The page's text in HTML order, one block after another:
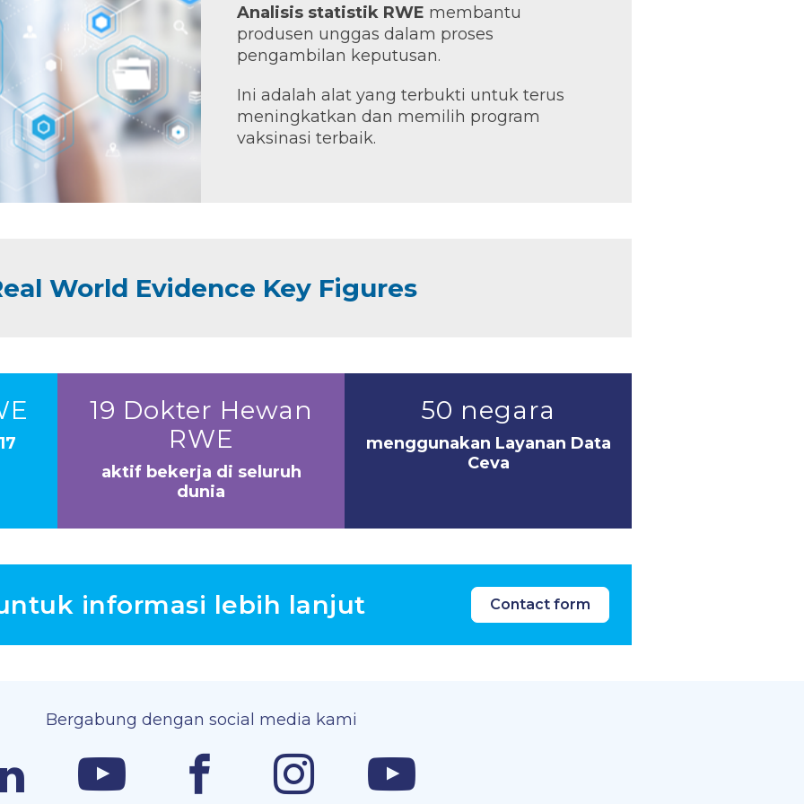
Analisis statistik RWE membantu
produsen unggas dalam proses
pengambilan keputusan.
Ini adalah alat yang terbukti untuk terus
meningkatkan dan memilih program
vaksinasi terbaik.
World Evidence Key Figures
19 Dokter Hewan
RWE
aktif bekerja di seluruh
dunia
50 negara
menggunakan Layanan Data
Ceva
informasi lebih lanjut Contact form
Bergabung dengan social media kami